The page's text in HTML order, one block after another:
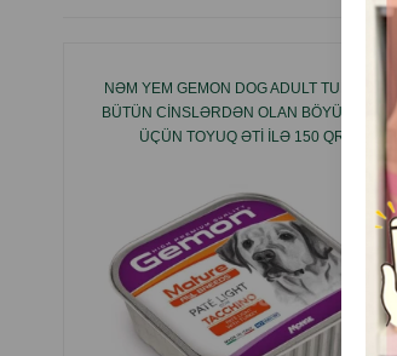
NƏM YEM GEMON DOG ADULT TURKEY
BÜTÜN CINSLƏRDƏN OLAN BÖYÜKLƏR
ÜÇÜN TOYUQ ƏTI ILƏ 150 QR